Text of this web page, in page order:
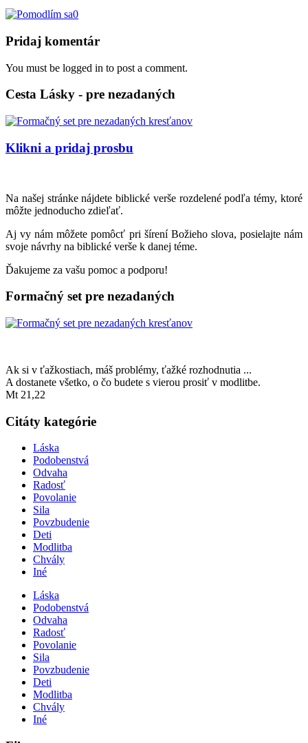
0
Pridaj komentár
You must be logged in to post a comment.
Cesta Lásky - pre nezadaných
Klikni a pridaj prosbu
Na našej stránke nájdete biblické verše rozdelené podľa témy, ktoré
môžte jednoducho zdieľať.
Aj vy nám môžete pomôcť pri šírení Božieho slova, posielajte nám
svoje návrhy na biblické verše k danej téme.
Ďakujeme za vašu pomoc a podporu!
Formačný set pre nezadaných
Ak si v ťažkostiach, máš problémy, ťažké rozhodnutia ...
A dostanete všetko, o čo budete s vierou prosiť v modlitbe.
Mt 21,22
Citáty kategórie
Láska
Podobenstvá
Odvaha
Radosť
Povolanie
Sila
Povzbudenie
Deti
Modlitba
Chvály
Iné
Láska
Podobenstvá
Odvaha
Radosť
Povolanie
Sila
Povzbudenie
Deti
Modlitba
Chvály
Iné